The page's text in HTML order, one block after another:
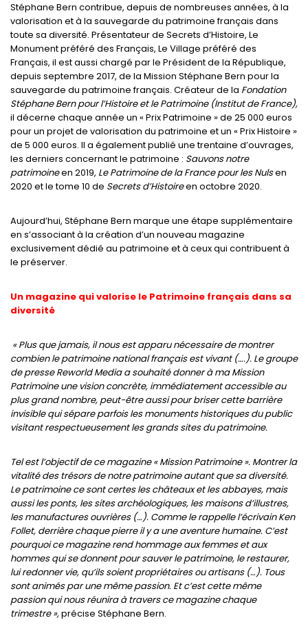
Stéphane Bern contribue, depuis de nombreuses années, à la
valorisation et à la sauvegarde du patrimoine français dans
toute sa diversité. Présentateur de Secrets d’Histoire, Le
Monument préféré des Français, Le Village préféré des
Français, il est aussi chargé par le Président de la République,
depuis septembre 2017, de la Mission Stéphane Bern pour la
sauvegarde du patrimoine français. Créateur de la Fondation
Stéphane Bern pour l’Histoire et le Patrimoine (Institut de France),
il décerne chaque année un « Prix Patrimoine » de 25 000 euros
pour un projet de valorisation du patrimoine et un « Prix Histoire »
de 5 000 euros. Il a également publié une trentaine d’ouvrages,
les derniers concernant le patrimoine : Sauvons notre
patrimoineen 2019, Le Patrimoine de la France pour les Nulsen
2020 et le tome 10 de Secrets d’Histoireen octobre 2020.
Aujourd’hui, Stéphane Bern marque une étape supplémentaire
en s’associant à la création d’un nouveau magazine
exclusivement dédié au patrimoine et à ceux qui contribuent à
le préserver.
Un magazine qui valorise le Patrimoine français dans sa
diversité
« Plus que jamais, il nous est apparu nécessaire de montrer
combien le patrimoine national français est vivant (….). Le groupe
de presse Reworld Media a souhaité donner à ma Mission
Patrimoine une vision concrète, immédiatement accessible au
plus grand nombre, peut-être aussi pour briser cette barrière
invisible qui sépare parfois les monuments historiques du public
visitant respectueusement les grands sites du patrimoine.
Tel est l’objectif de ce magazine « Mission Patrimoine ». Montrer la
vitalité des trésors de notre patrimoine autant que sa diversité.
Le patrimoine ce sont certes les châteaux et les abbayes, mais
aussi les ponts, les sites archéologiques, les maisons d’illustres,
les manufactures ouvrières (…). Comme le rappelle l’écrivain Ken
Follet, derrière chaque pierre il y a une aventure humaine. C’est
pourquoi ce magazine rend hommage aux femmes et aux
hommes qui se donnent pour sauver le patrimoine, le restaurer,
lui redonner vie, qu’ils soient propriétaires ou artisans (…). Tous
sont animés par une même passion. Et c’est cette même
passion qui nous réunira à travers ce magazine chaque
trimestre »,précise Stéphane Bern.